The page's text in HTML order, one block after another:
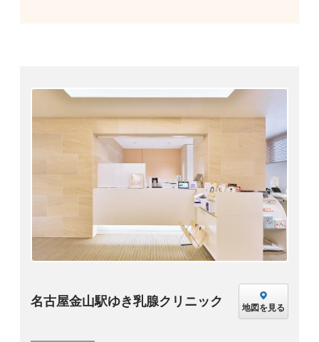
名古屋金山駅ゆき乳腺クリニック 地図を見る